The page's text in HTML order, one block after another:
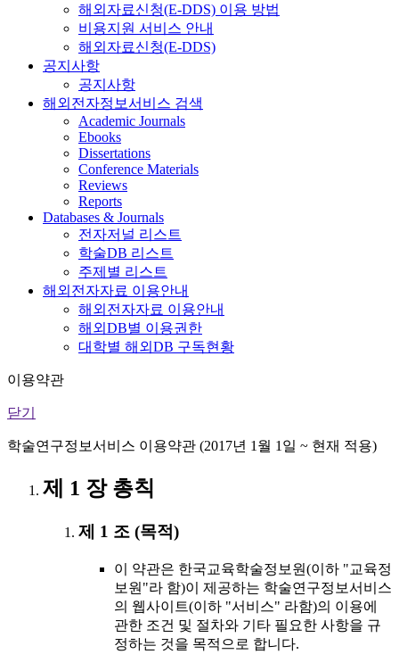
해외자료신청(E-DDS) 이용 방법
비용지원 서비스 안내
해외자료신청(E-DDS)
공지사항
공지사항
해외전자정보서비스 검색
Academic Journals
Ebooks
Dissertations
Conference Materials
Reviews
Reports
Databases & Journals
전자저널 리스트
학술DB 리스트
주제별 리스트
해외전자자료 이용안내
해외전자자료 이용안내
해외DB별 이용권한
대학별 해외DB 구독현황
이용약관
닫기
학술연구정보서비스 이용약관 (2017년 1월 1일 ~ 현재 적용)
제 1 장 총칙
제 1 조 (목적)
이 약관은 한국교육학술정보원(이하 "교육정
보원"라 함)이 제공하는 학술연구정보서비스
의 웹사이트(이하 "서비스" 라함)의 이용에
관한 조건 및 절차와 기타 필요한 사항을 규
정하는 것을 목적으로 합니다.